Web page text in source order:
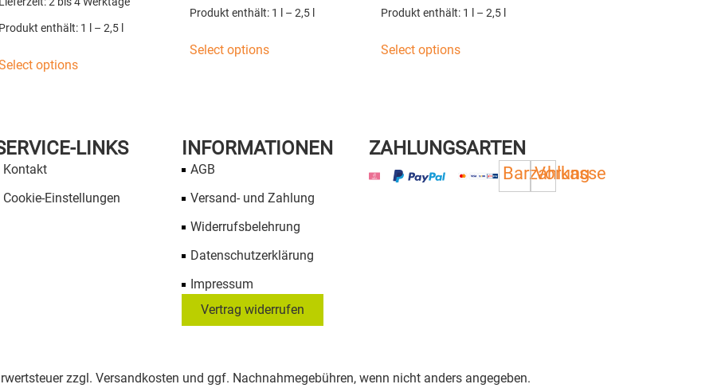
Produkt enthält: 1
– 2,5
options
Produkt enthält: 1
– 2,5
Select options
Produkt enthält: 1
– 2,5
Select options
LINKS
Kontakt
Cookie-Einstellungen
INFORMATIONEN
AGB
Versand- und Zahlung
Widerrufsbelehrung
Datenschutzerklärung
Impressum
Vertrag widerrufen
ZAHLUNGSARTEN
Barzahlung
Vorkasse
zzgl. Versandkosten und ggf. Nachnahmegebühren, wenn nicht anders angegeben.